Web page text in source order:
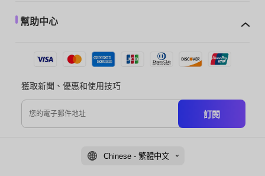
幫助中心
獲取新聞、優惠和使用技巧
訂閱
Chinese - 繁體中文